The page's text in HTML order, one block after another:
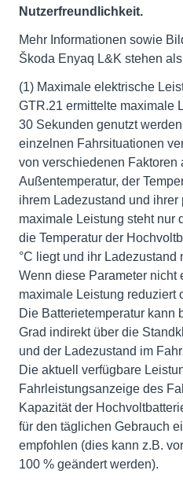
Nutzerfreundlichkeit.
Mehr Informationen sowie
Škoda Enyaq L&K stehen als
(1) Maximale elektrische
GTR.21 ermittelte maximale
30 Sekunden genutzt
einzelnen Fahrsituationen
von verschiedenen Faktoren
Außentemperatur, der
ihrem Ladezustand und
maximale Leistung steht nur
die Temperatur der
°C liegt und ihr Ladezustand
Wenn diese Parameter nicht
maximale Leistung reduziert
Die Batterietemperatur kann
Grad indirekt über die
und der Ladezustand im
Die aktuell verfügbare
Fahrleistungsanzeige des
Kapazität der
für den täglichen Gebrauch
empfohlen (dies kann z.B.
100 % geändert werden).